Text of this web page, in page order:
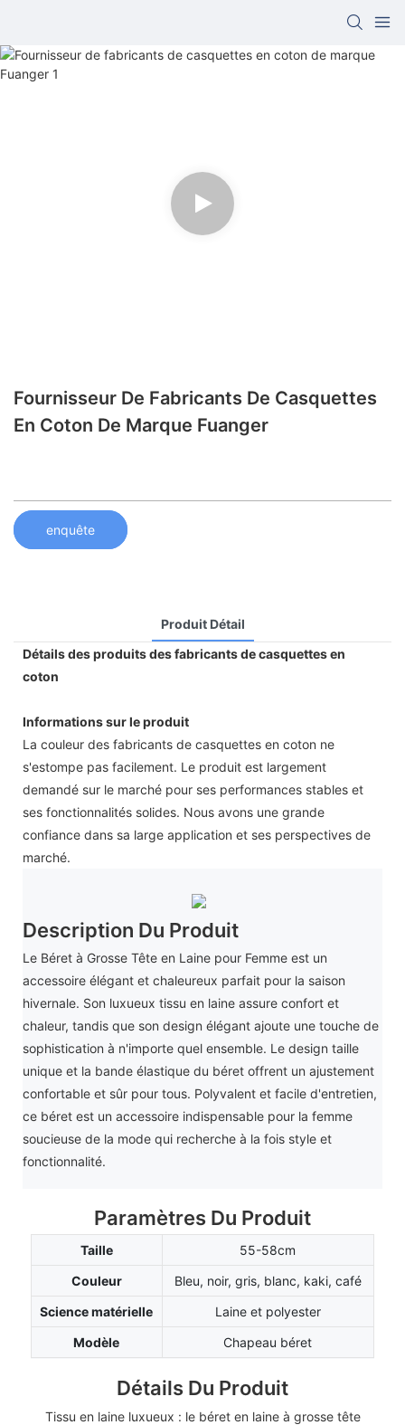
Fournisseur De Fabricants De Casquettes
En Coton De Marque Fuanger
enquête
Produit Détail
Détails des produits des fabricants de casquettes en
coton
Informations sur le produit
La couleur des fabricants de casquettes en coton ne
s'estompe pas facilement. Le produit est largement
demandé sur le marché pour ses performances stables et
ses fonctionnalités solides. Nous avons une grande
confiance dans sa large application et ses perspectives de
marché.
Description Du Produit
Le Béret à Grosse Tête en Laine pour Femme est un
accessoire élégant et chaleureux parfait pour la saison
hivernale. Son luxueux tissu en laine assure confort et
chaleur, tandis que son design élégant ajoute une touche de
sophistication à n'importe quel ensemble. Le design taille
unique et la bande élastique du béret offrent un ajustement
confortable et sûr pour tous. Polyvalent et facile d'entretien,
ce béret est un accessoire indispensable pour la femme
soucieuse de la mode qui recherche à la fois style et
fonctionnalité.
Paramètres Du Produit
Taille
55-58cm
Couleur
Bleu, noir, gris, blanc, kaki, café
Science matérielle
Laine et polyester
Modèle
Chapeau béret
Détails Du Produit
Tissu en laine luxueux : le béret en laine à grosse tête